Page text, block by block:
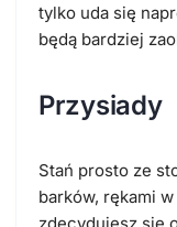
tylko uda się
będą bardziej
Przysiady
Stań prosto ze
barków, rękami